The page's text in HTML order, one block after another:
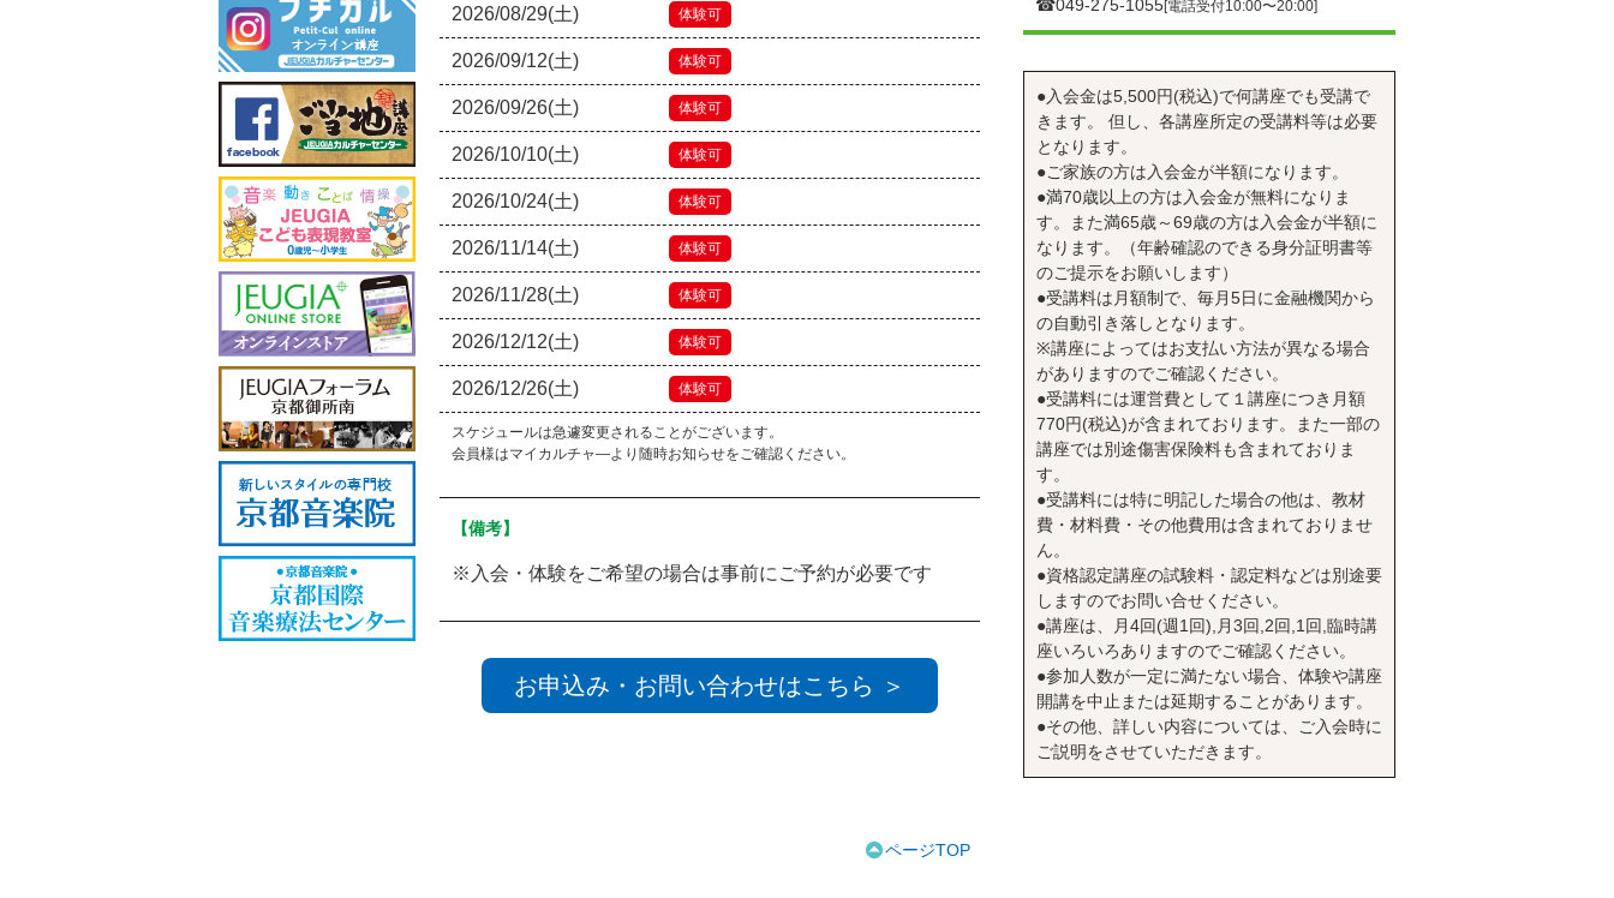
2026/08/29(土) 体験可
2026/09/12(土) 体験可
2026/09/26(土) 体験可
2026/10/10(土) 体験可
2026/10/24(土) 体験可
2026/11/14(土) 体験可
2026/11/28(土) 体験可
2026/12/12(土) 体験可
2026/12/26(土) 体験可
スケジュールは急遽変更されることがございます。
会員様はマイカルチャ―より随時お知らせをご確認ください。
【備考】
※入会・体験をご希望の場合は事前にご予約が必要です
お申込み・お問い合わせはこちら ＞
☎︎049-275-1055[電話受付10:00〜20:00]
●入会金は5,500円(税込)で何講座でも受講で
きます。 但し、各講座所定の受講料等は必要
となります。
●ご家族の方は入会金が半額になります。
●満70歳以上の方は入会金が無料になりま
す。また満65歳～69歳の方は入会金が半額に
なります。（年齢確認のできる身分証明書等
のご提示をお願いします）
●受講料は月額制で、毎月5日に金融機関から
の自動引き落しとなります。
※講座によってはお支払い方法が異なる場合
がありますのでご確認ください。
●受講料には運営費として１講座につき月額
770円(税込)が含まれております。また一部の
講座では別途傷害保険料も含まれておりま
す。
●受講料には特に明記した場合の他は、教材
費・材料費・その他費用は含まれておりませ
ん。
●資格認定講座の試験料・認定料などは別途要
しますのでお問い合せください。
●講座は、月4回(週1回),月3回,2回,1回,臨時講
座いろいろありますのでご確認ください。
●参加人数が一定に満たない場合、体験や講座
開講を中止または延期することがあります。
●その他、詳しい内容については、ご入会時に
ご説明をさせていただきます。
ページTOP